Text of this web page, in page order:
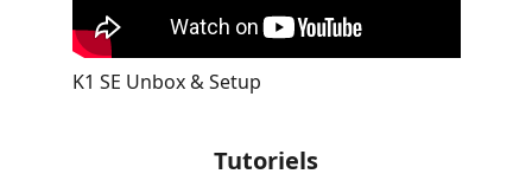
K1 SE Unbox & Setup
Tutoriels